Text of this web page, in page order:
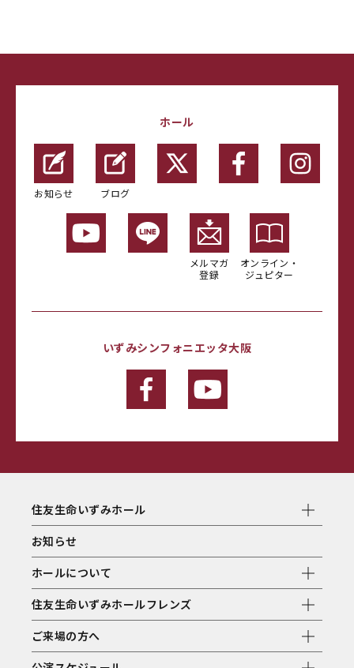
ホール
お知らせ ブログ
メルマガ
登録
オンライン・
ジュピター
いずみシンフォニエッタ大阪
住友生命いずみホール
お知らせ
ホールについて
住友生命いずみホールフレンズ
ご来場の方へ